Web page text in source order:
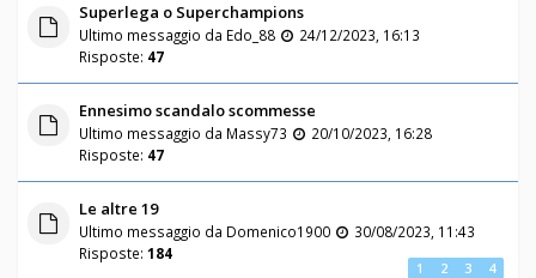
Superlega o Superchampions
Ultimo messaggio da Edo_88
24/12/2023, 16:13
Risposte: 47
Ennesimo scandalo scommesse
Ultimo messaggio da Massy73
20/10/2023, 16:28
Risposte: 47
Le altre 19
Ultimo messaggio da Domenico1900
30/08/2023, 11:43
Risposte: 184
1 2 3 4